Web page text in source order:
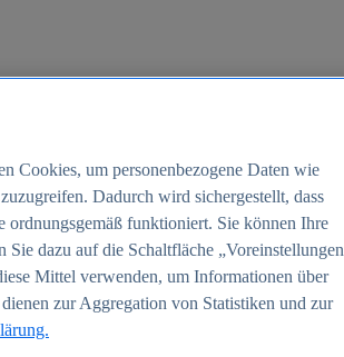
Cookies, um personenbezogene Daten wie
Dadurch wird sichergestellt, dass
funktioniert. Sie können Ihre
dazu auf die Schaltfläche „Voreinstellungen
Mittel verwenden, um Informationen über
zur Aggregation von Statistiken und zur